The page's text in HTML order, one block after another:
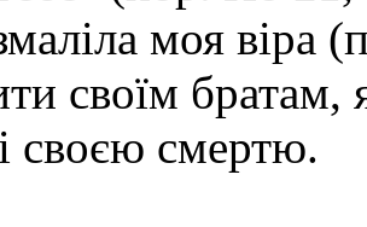
моя віра
своїм братам,
своєю смертю.